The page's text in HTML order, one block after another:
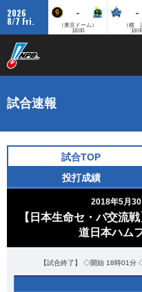
2026
8/7 Fri.
-
（東京ドーム）
18:00
-
（横
試合速報
試合TOP
投打成績
2018年5月30
【日本生命セ・パ交流
道日本ハム
【試合終了】 ◇開始 18時01